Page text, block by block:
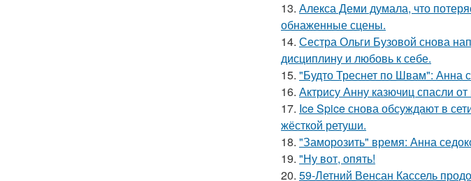
13. Алекса Деми думала, что
обнаженные сцены.
14. Сестра Ольги Бузовой снова
дисциплину и любовь к себе.
15. "Будто Треснет по Швам": Анна
16. Актрису Анну казючиц спасли
17. Ice Spice снова обсуждают в
жёсткой ретуши.
18. "Заморозить" время: Анна
19. "Ну вот, опять!
20. 59-Летний Венсан Кассель